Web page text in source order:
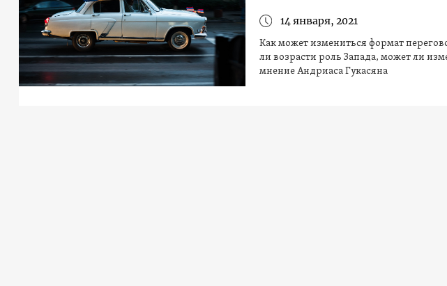
14 января, 2021
Как может измениться формат
ли возрасти роль Запада, может ли
мнение Андриаса Гукасяна